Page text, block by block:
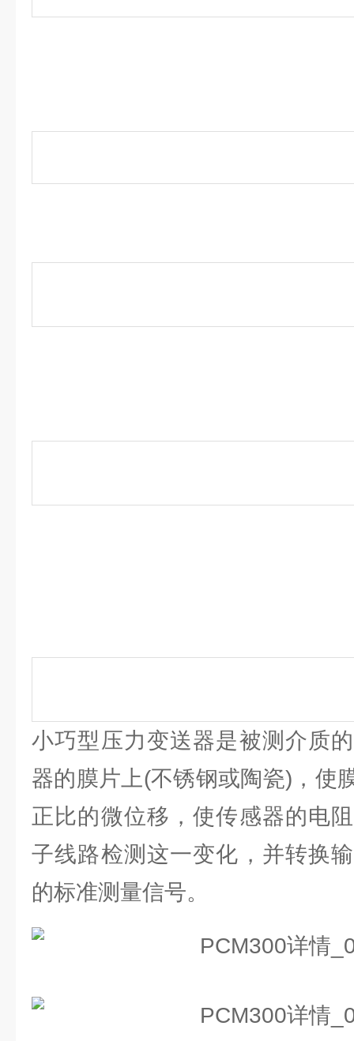
小巧型压力变送器是被测介质
器的膜片上(不锈钢或陶瓷)，使
正比的微位移，使传感器的电
子线路检测这一变化，并转换
的标准测量信号。